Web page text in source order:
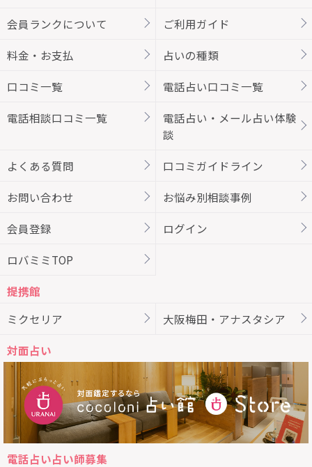
会員ランクについて ご利用ガイド
料金・お支払 占いの種類
口コミ一覧 電話占い口コミ一覧
電話相談口コミ一覧
電話占い・メール占い体験
談
よくある質問 口コミガイドライン
お問い合わせ お悩み別相談事例
会員登録 ログイン
ロバミミTOP
提携館
ミクセリア
大阪梅田・アナスタシア
対面占い
電話占い占い師募集